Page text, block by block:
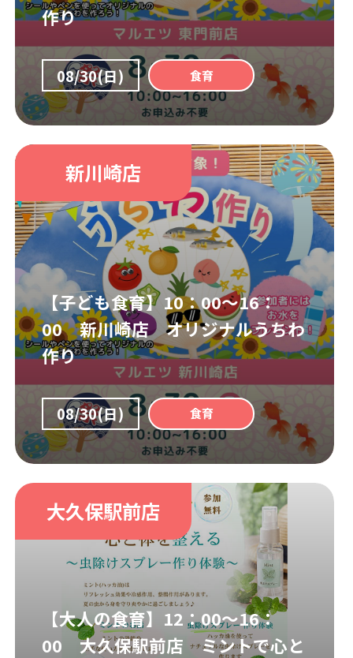
作り
08/30(日) 食育
【子ども食育】10：00～16：
00 新川崎店 オリジナルうちわ
作り
08/30(日) 食育
新川崎店
【大人の食育】12：00～16：
00 大久保駅前店 ミントで心と
大久保駅前店